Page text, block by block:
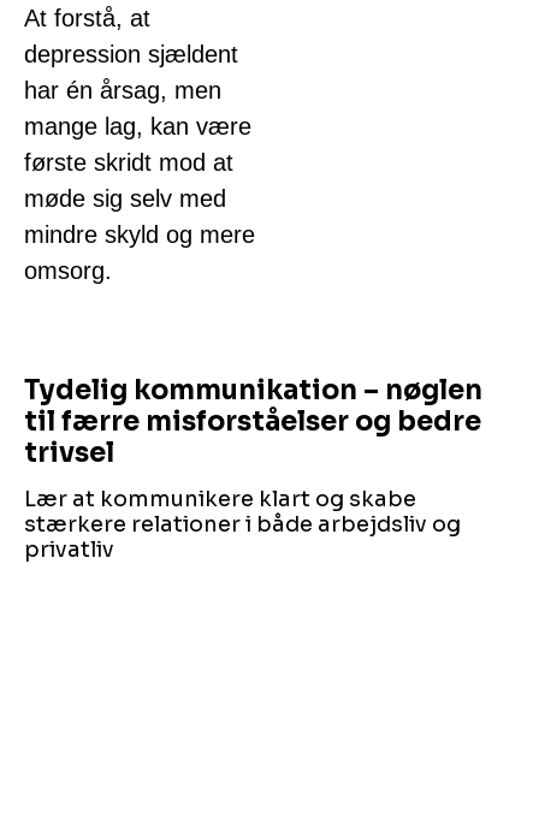
At forstå, at
depression sjældent
har én årsag, men
mange lag, kan være
første skridt mod at
møde sig selv med
mindre skyld og mere
omsorg.
Tydelig kommunikation – nøglen
til færre misforståelser og bedre
trivsel
Lær at kommunikere klart og skabe
stærkere relationer i både arbejdsliv og
privatliv